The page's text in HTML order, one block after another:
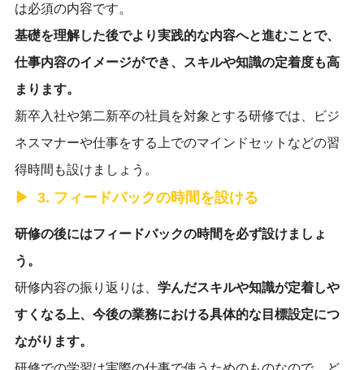
は必須の内容です。
基礎を理解した後でより実践的な内容へと進むことで、
仕事内容のイメージができ、スキルや知識の定着度も高
まります。
新卒入社や第二新卒の社員を対象とする研修では、ビジ
ネスマナーや仕事をする上でのマインドセットなどの習
得時間も設けましょう。
3. フィードバックの時間を設ける
研修の後にはフィードバックの時間を必ず設けましょ
う。
研修内容の振り返りは、 学んだスキルや知識が定着しや
すくなる上、今後の業務における具体的な目標設定につ
ながります。